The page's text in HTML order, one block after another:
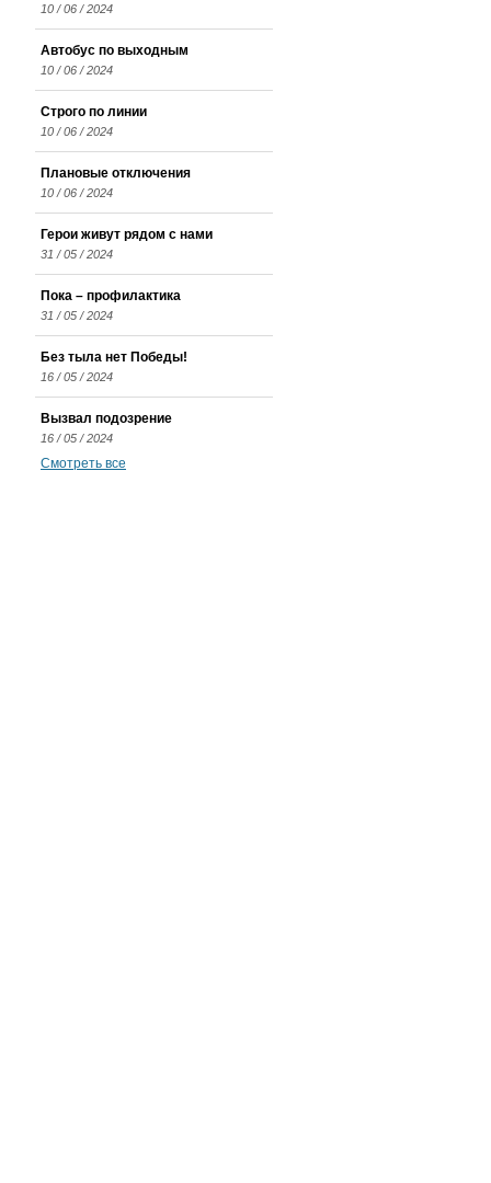
10 / 06 / 2024
Автобус по выходным
10 / 06 / 2024
Строго по линии
10 / 06 / 2024
Плановые отключения
10 / 06 / 2024
Герои живут рядом с нами
31 / 05 / 2024
Пока – профилактика
31 / 05 / 2024
Без тыла нет Победы!
16 / 05 / 2024
Вызвал подозрение
16 / 05 / 2024
Смотреть все